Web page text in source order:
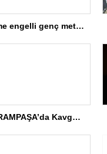
Görme engelli genç metro raylarına düştü
BAYRAMPAŞA’da Kavga: Bir Kişi Hayatını Kaybetti